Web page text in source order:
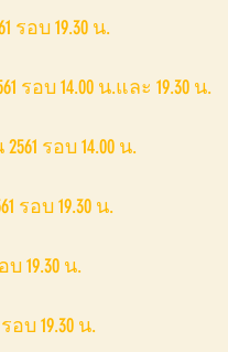
รอบ 19.30 น.
รอบ 14.00 น.และ 19.30 น.
รอบ 14.00 น.
รอบ 19.30 น.
19.30 น.
อบ 19.30 น.